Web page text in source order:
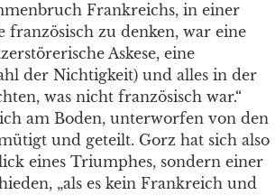
Frankreichs, in einer
französisch zu denken, war eine
Askese, eine
der Nichtigkeit) und alles in der
was nicht französisch war.“
am Boden, unterworfen von den
und geteilt. Gorz hat sich also
eines Triumphes, sondern einer
„als es kein Frankreich und